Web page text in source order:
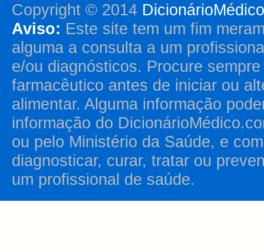
Copyright © 2014
Aviso: Este site tem um fim
alguma a consulta a um
e/ou diagnósticos. Procure
farmacêutico antes de iniciar ou
alimentar. Alguma informação
informação do
ou pelo Ministério da Saúde, e
diagnosticar, curar, tratar ou
um profissional de saúde.